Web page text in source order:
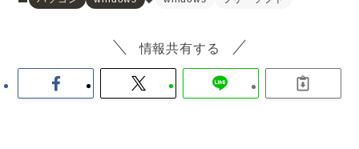
情報共有する